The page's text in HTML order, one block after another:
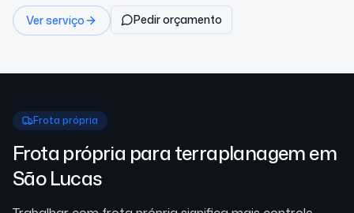
Ver serviço Pedir orçamento
Frota própria
Frota própria para terraplanagemem
São Lucas